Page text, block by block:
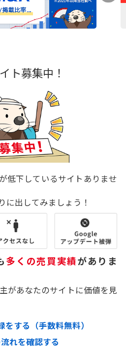
ト募集中！
低下しているサイトありませ
に出してみましょう！
多くの売買実績がありま
があなたのサイトに価値を見
する（手数料無料）
れを確認する